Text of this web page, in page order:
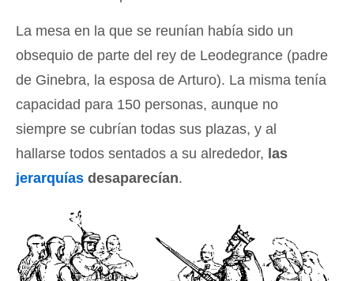
La mesa en la que se reunían había sido un
obsequio de parte del rey de Leodegrance (padre
de Ginebra, la esposa de Arturo). La misma tenía
capacidad para 150 personas, aunque no
siempre se cubrían todas sus plazas, y al
hallarse todos sentados a su alrededor, las
jerarquías desaparecían.